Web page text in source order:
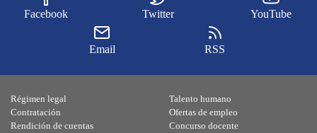
Facebook Twitter YouTube
Email RSS
Régimen legal
Contratación
Rendición de cuentas
Talento humano
Ofertas de empleo
Concurso docente